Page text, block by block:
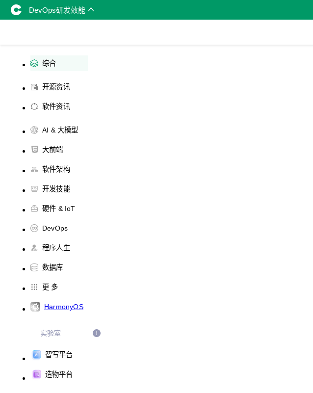
DevOps研发效能
综合
开源资讯
软件资讯
AI & 大模型
大前端
软件架构
开发技能
硬件 & IoT
DevOps
程序人生
数据库
更 多
HarmonyOS
实验室
智写平台
造物平台